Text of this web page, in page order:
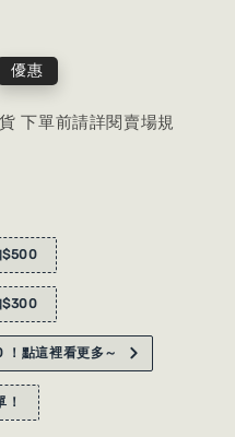
優惠
下單前請詳閱賣場規
$500
$300
點這裡看更多～